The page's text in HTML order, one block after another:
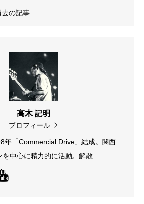
去の記事
高木 記明
プロフィール
年「Commercial Drive」結成。関西
中心に精力的に活動。解散...